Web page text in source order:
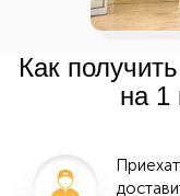
Как
на 1